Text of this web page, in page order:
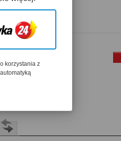
korzystania z